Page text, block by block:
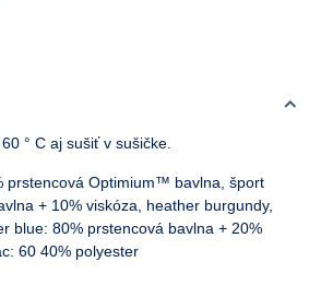
° C aj sušiť v sušičke.
prstencová Optimium™ bavlna, šport
+ 10% viskóza, heather burgundy,
blue: 80% prstencová bavlna + 20%
60 40% polyester